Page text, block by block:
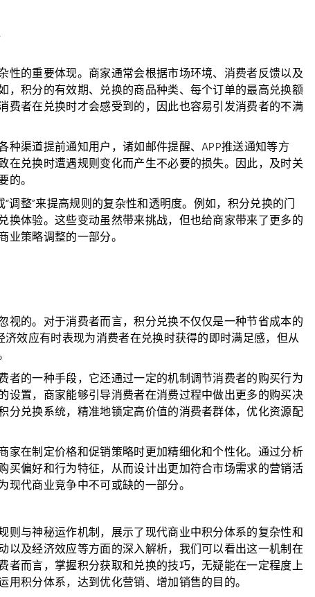
性的重要体现。商家通常会根据市场环境、消费者反馈以及
，积分的有效期、兑换的商品种类、每个订单的最高兑换额
费者在兑换时才会感受到的，因此也容易引发消费者的不满
渠道提前通知用户，诸如邮件提醒、APP推送通知等方
在兑换时遭遇规则变化而产生不必要的损失。因此，及时关
。
调整”来提高规则的复杂性和透明度。例如，积分兑换的门
换体验。这些变动虽然带来挑战，但也给商家带来了更多的
策略调整的一部分。
视的。对于消费者而言，积分兑换不仅仅是一种节省成本的
效应有时表现为消费者在兑换时获得的即时满足感，但从
者的一种手段，它还通过一定的机制调节消费者的购买行为
设置，商家能够引导消费者在消费过程中做出更多的购买决
分兑换系统，精准地锁定高价值的消费者群体，优化资源配
家在制定价格和促销策略时更加精细化和个性化。通过分析
买偏好和行为特征，从而设计出更加符合市场需求的营销活
代商业竞争中不可或缺的一部分。
则与神秘运作机制，展示了现代商业中积分体系的复杂性和
以及经济效应等方面的深入解析，我们可以看出这一机制在
者而言，掌握积分获取和兑换的技巧，无疑能在一定程度上
积分体系，达到优化营销、增加销售的目的。